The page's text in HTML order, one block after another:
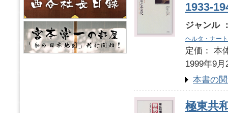
1933-
ジャンル
ヘルタ・ナー
定価：
1999年9月
本書の
極東共